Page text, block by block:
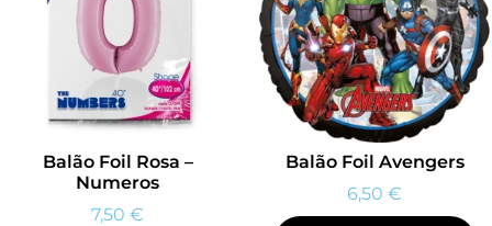
Balão Foil Rosa –
Numeros
7,50 €
Balão Foil Avengers
6,50 €